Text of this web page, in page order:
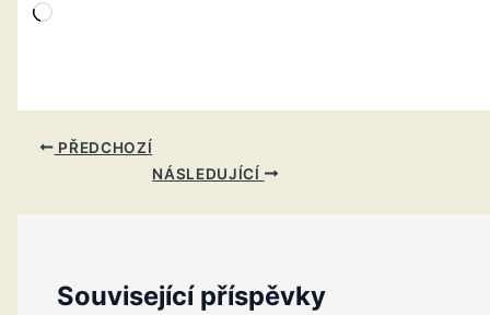
Načítání…
PŘEDCHOZÍ
NÁSLEDUJÍCÍ
Související příspěvky